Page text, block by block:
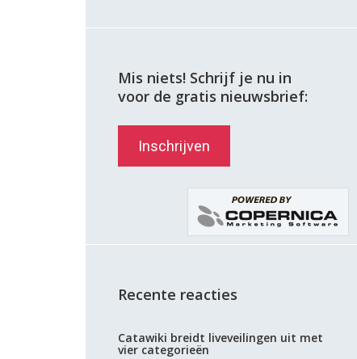
Mis niets! Schrijf je nu in
voor de gratis nieuwsbrief:
Inschrijven
Recente reacties
Catawiki breidt liveveilingen uit met
vier categorieën